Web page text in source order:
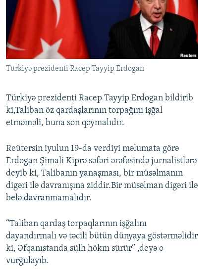
İNFOQRAFIKA
AZƏRBAYCAN ƏDƏBIYYATI KITABXANASI
İSLAM VƏ DEMOKRATIYA
İZ - MƏDƏNIYYƏT PROQRAMI
MISSIYAMIZ
PEŞƏ ETIKASI VƏ JURNALISTIKA STANDARTLARIMIZ
MATERIALLARIMIZDAN ISTIFADƏ
AZADLIQRADIOSU MOBIL TELEFONUNUZDA
XƏBƏR BÜLLETENLƏRIMIZ
BIZI IZLƏ
RFE/RL-in bütün saytları
Türkiyə prezidenti Racep Tayyip Erdogan
Türkiyə prezidenti Racep Tayyip Erdogan bildirib
ki,Taliban öz qardaşlarının torpağını işğal
etməməli, buna son qoymalıdır.
Reütersin iyulun 19-da verdiyi məlumata görə
Erdogan Şimali Kiprə səfəri ərəfəsində jurnalistlərə
deyib ki, Talibanın yanaşması, bir müsəlmanın
digəri ilə davranışına ziddir.Bir müsəlman digəri ilə
belə davranmamalıdır.
“Taliban qardaş torpaqlarının işğalını
dayandırmalı və təcili bütün dünyaya göstərməlidir
ki, Əfqanıstanda sülh hökm sürür” ,deyə o
vurğulayıb.